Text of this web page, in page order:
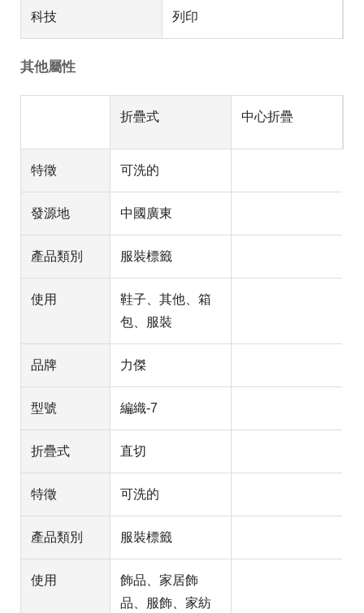
科技 列印
其他屬性
折疊式 中心折疊
特徵 可洗的
發源地 中國廣東
產品類別 服裝標籤
使用
鞋子、其他、箱
包、服裝
品牌 力傑
型號 編織-7
折疊式 直切
特徵 可洗的
產品類別 服裝標籤
使用
飾品、家居飾
品、服飾、家紡